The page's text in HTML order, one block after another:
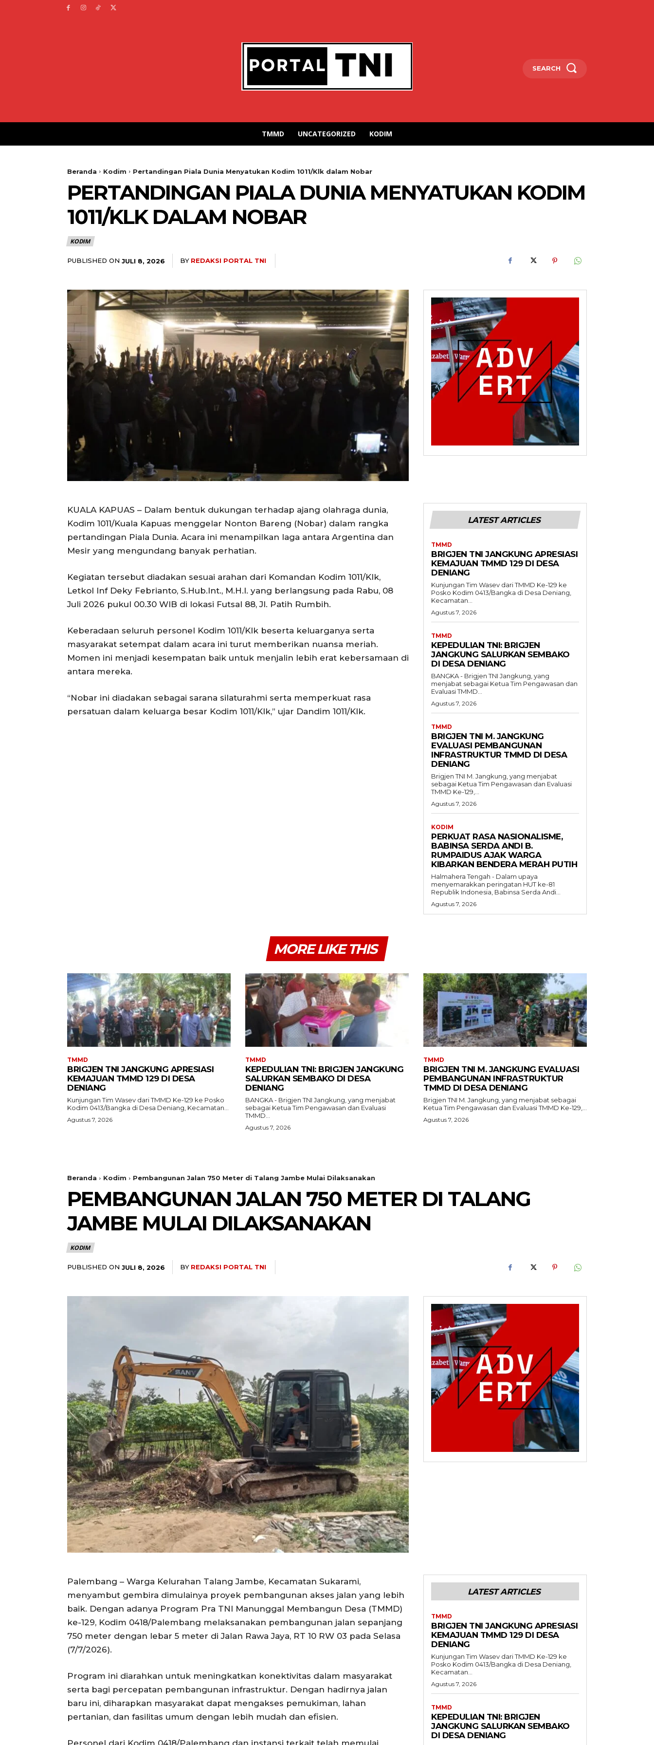
SEARCH
TMMD UNCATEGORIZED KODIM
Beranda Kodim Pertandingan Piala Dunia Menyatukan Kodim 1011/Klk dalam Nobar
PERTANDINGAN PIALA DUNIA MENYATUKAN KODIM
1011/KLK DALAM NOBAR
KODIM
PUBLISHED ON JULI 8, 2026 BY REDAKSI PORTAL TNI
KUALA KAPUAS – Dalam bentuk dukungan terhadap ajang olahraga dunia,
Kodim 1011/Kuala Kapuas menggelar Nonton Bareng (Nobar) dalam rangka
pertandingan Piala Dunia. Acara ini menampilkan laga antara Argentina dan
Mesir yang mengundang banyak perhatian.
Kegiatan tersebut diadakan sesuai arahan dari Komandan Kodim 1011/Klk,
Letkol Inf Deky Febrianto, S.Hub.Int., M.H.I. yang berlangsung pada Rabu, 08
Juli 2026 pukul 00.30 WIB di lokasi Futsal 88, Jl. Patih Rumbih.
Keberadaan seluruh personel Kodim 1011/Klk beserta keluarganya serta
masyarakat setempat dalam acara ini turut memberikan nuansa meriah.
Momen ini menjadi kesempatan baik untuk menjalin lebih erat kebersamaan di
antara mereka.
“Nobar ini diadakan sebagai sarana silaturahmi serta memperkuat rasa
persatuan dalam keluarga besar Kodim 1011/Klk,” ujar Dandim 1011/Klk.
LATEST ARTICLES
TMMD
BRIGJEN TNI JANGKUNG APRESIASI
KEMAJUAN TMMD 129 DI DESA
DENIANG
Kunjungan Tim Wasev dari TMMD Ke-129 ke
Posko Kodim 0413/Bangka di Desa Deniang,
Kecamatan...
Agustus 7, 2026
TMMD
KEPEDULIAN TNI: BRIGJEN
JANGKUNG SALURKAN SEMBAKO
DI DESA DENIANG
BANGKA - Brigjen TNI Jangkung, yang
menjabat sebagai Ketua Tim Pengawasan dan
Evaluasi TMMD...
Agustus 7, 2026
TMMD
BRIGJEN TNI M. JANGKUNG
EVALUASI PEMBANGUNAN
INFRASTRUKTUR TMMD DI DESA
DENIANG
Brigjen TNI M. Jangkung, yang menjabat
sebagai Ketua Tim Pengawasan dan Evaluasi
TMMD Ke-129,...
Agustus 7, 2026
KODIM
PERKUAT RASA NASIONALISME,
BABINSA SERDA ANDI B.
RUMPAIDUS AJAK WARGA
KIBARKAN BENDERA MERAH PUTIH
Halmahera Tengah - Dalam upaya
menyemarakkan peringatan HUT ke-81
Republik Indonesia, Babinsa Serda Andi...
Agustus 7, 2026
MORE LIKE THIS
TMMD
BRIGJEN TNI JANGKUNG APRESIASI
KEMAJUAN TMMD 129 DI DESA
DENIANG
Kunjungan Tim Wasev dari TMMD Ke-129 ke Posko
Kodim 0413/Bangka di Desa Deniang, Kecamatan...
Agustus 7, 2026
TMMD
KEPEDULIAN TNI: BRIGJEN JANGKUNG
SALURKAN SEMBAKO DI DESA
DENIANG
BANGKA - Brigjen TNI Jangkung, yang menjabat
sebagai Ketua Tim Pengawasan dan Evaluasi
TMMD...
Agustus 7, 2026
TMMD
BRIGJEN TNI M. JANGKUNG EVALUASI
PEMBANGUNAN INFRASTRUKTUR
TMMD DI DESA DENIANG
Brigjen TNI M. Jangkung, yang menjabat sebagai
Ketua Tim Pengawasan dan Evaluasi TMMD Ke-129,...
Agustus 7, 2026